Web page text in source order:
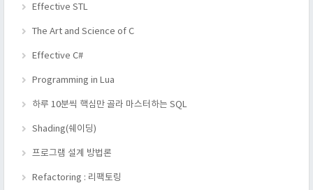
Effective STL
The Art and Science of C
Effective C#
Programming in Lua
하루 10분씩 핵심만 골라 마스터하는 SQL
Shading(쉐이딩)
프로그램 설계 방법론
Refactoring : 리팩토링